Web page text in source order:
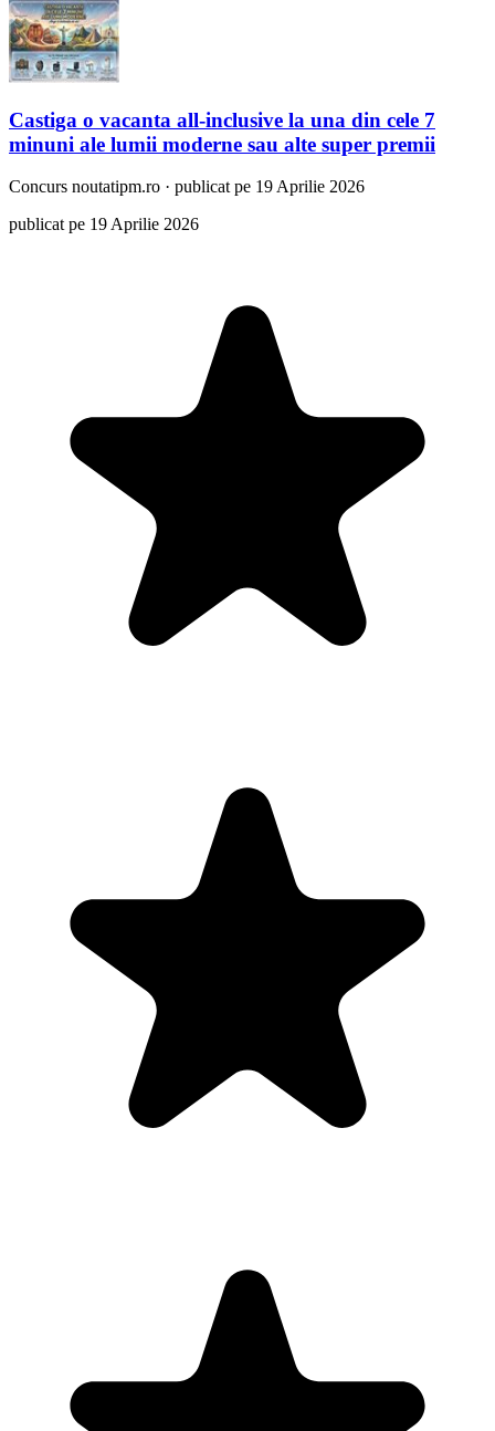
Castiga o vacanta all-inclusive la una din cele 7
minuni ale lumii moderne sau alte super premii
Concurs noutatipm.ro · publicat pe 19 Aprilie 2026
publicat pe 19 Aprilie 2026